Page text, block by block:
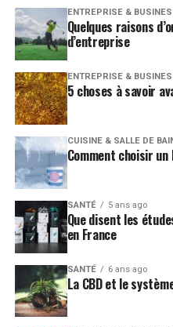
ENTREPRISE &
Quelques raisons
d’entreprise
ENTREPRISE &
5 choses à savoir
CUISINE & SALLE DE
Comment choisir
SANTÉ 5 ans ago
Que disent les
en France
SANTÉ 6 ans ago
La CBD et le